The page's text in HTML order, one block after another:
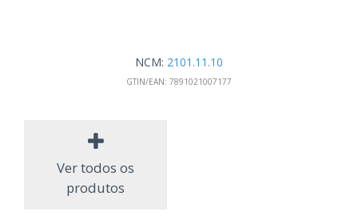
NCM: 2101.11.10
GTIN/EAN: 7891021007177
Ver todos os
produtos